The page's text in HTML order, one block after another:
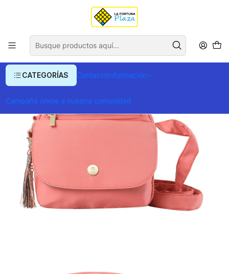
CATEGORÍAS ContactoInformación
Campaña únete a nuestra comunidad
Envío gratis para compras superiores a $ 400.000
Bolso Totto P Tablet Corneana 2.0